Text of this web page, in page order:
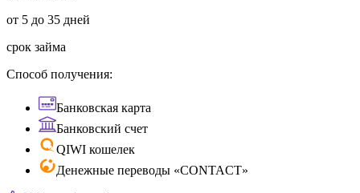
от 5 до 35 дней
срок займа
Способ получения:
Банковская карта
Банковский счет
QIWI кошелек
Денежные переводы «CONTACT»